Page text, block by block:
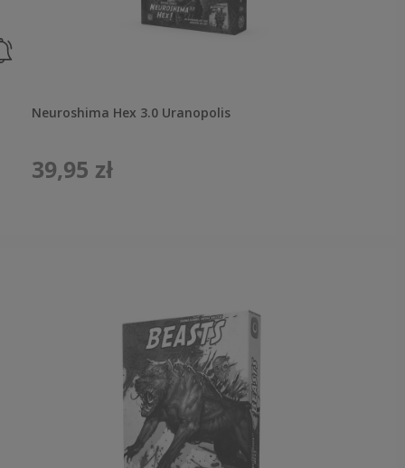
Neuroshima Hex 3.0 Uranopolis
39,95 zł